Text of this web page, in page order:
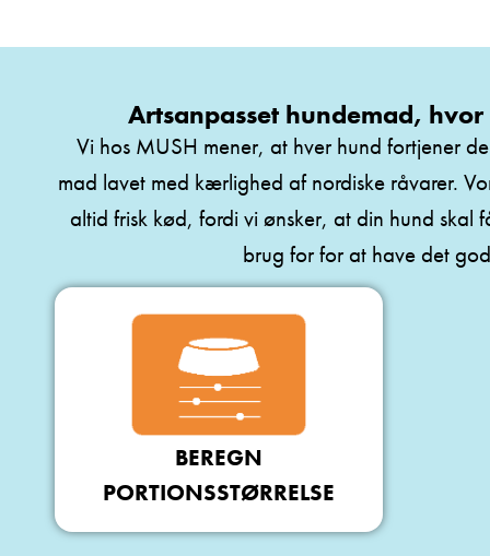
Artsanpasset hundemad,
Vi hos MUSH mener, at hver hund fortjener
mad lavet med kærlighed af nordiske råvarer.
altid frisk kød, fordi vi ønsker, at din hund skal
brug for for at have det
BEREGN
PORTIONSSTØRRELSE